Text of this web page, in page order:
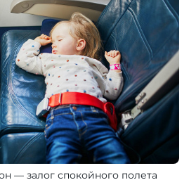
— залог спокойного полета